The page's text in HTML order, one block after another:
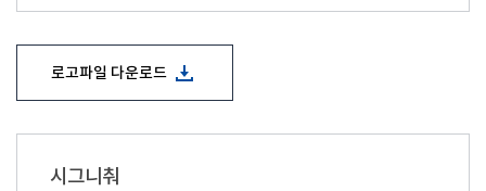
로고파일 다운로드
시그니춰